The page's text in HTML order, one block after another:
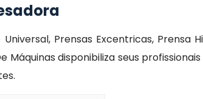
Prensas Excentricas, Prensa
disponibiliza seus